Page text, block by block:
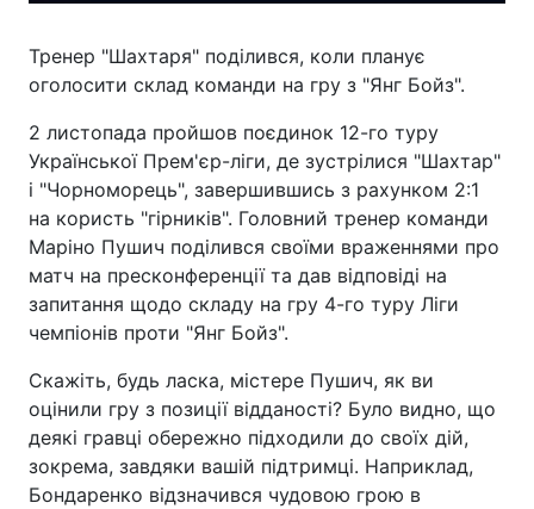
Тренер "Шахтаря" поділився, коли планує
оголосити склад команди на гру з "Янг Бойз".
2 листопада пройшов поєдинок 12-го туру
Української Прем'єр-ліги, де зустрілися "Шахтар"
і "Чорноморець", завершившись з рахунком 2:1
на користь "гірників". Головний тренер команди
Маріно Пушич поділився своїми враженнями про
матч на пресконференції та дав відповіді на
запитання щодо складу на гру 4-го туру Ліги
чемпіонів проти "Янг Бойз".
Скажіть, будь ласка, містере Пушич, як ви
оцінили гру з позиції відданості? Було видно, що
деякі гравці обережно підходили до своїх дій,
зокрема, завдяки вашій підтримці. Наприклад,
Бондаренко відзначився чудовою грою в